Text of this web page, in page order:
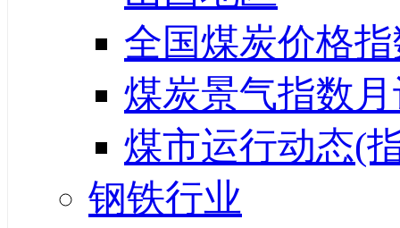
全国煤炭价格
煤炭景气指数
煤市运行动态(
钢铁行业